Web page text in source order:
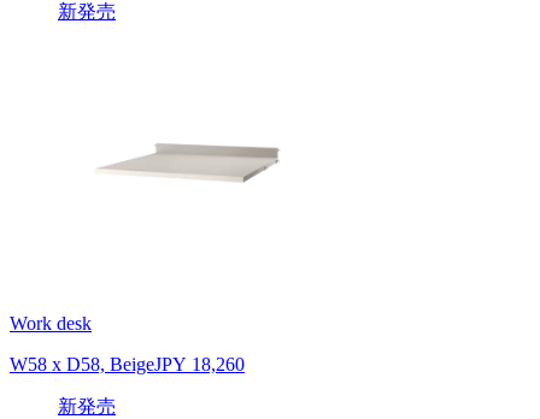
新発売
Work desk
W58 x D58, BeigeJPY 18,260
新発売